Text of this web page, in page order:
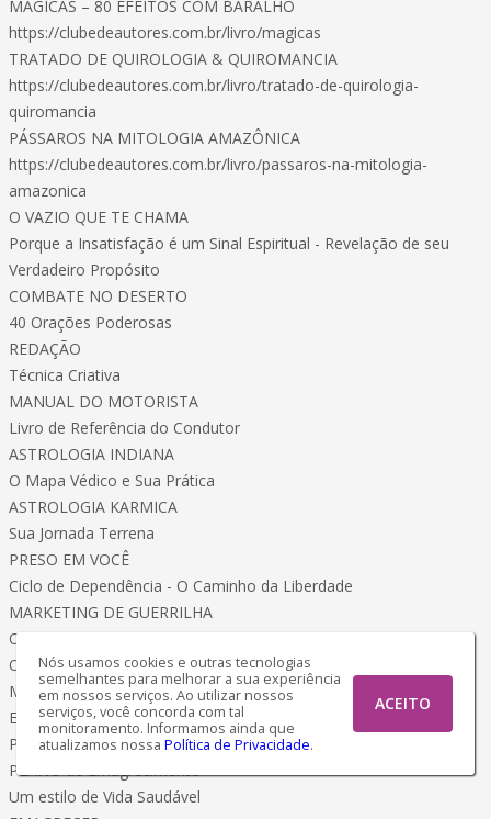
Nós usamos cookies e outras tecnologias
semelhantes para melhorar a sua experiência
em nossos serviços. Ao utilizar nossos
serviços, você concorda com tal
monitoramento. Informamos ainda que
atualizamos nossa Política de Privacidade.
ACEITO
MÁGICAS – 80 EFEITOS COM BARALHO
https://clubedeautores.com.br/livro/magicas
TRATADO DE QUIROLOGIA & QUIROMANCIA
https://clubedeautores.com.br/livro/tratado-de-quirologia-
quiromancia
PÁSSAROS NA MITOLOGIA AMAZÔNICA
https://clubedeautores.com.br/livro/passaros-na-mitologia-
amazonica
O VAZIO QUE TE CHAMA
Porque a Insatisfação é um Sinal Espiritual - Revelação de seu
Verdadeiro Propósito
COMBATE NO DESERTO
40 Orações Poderosas
REDAÇÃO
Técnica Criativa
MANUAL DO MOTORISTA
Livro de Referência do Condutor
ASTROLOGIA INDIANA
O Mapa Védico e Sua Prática
ASTROLOGIA KARMICA
Sua Jornada Terrena
PRESO EM VOCÊ
Ciclo de Dependência - O Caminho da Liberdade
MARKETING DE GUERRILHA
Os Negócios com Inteligência Artificial
O QUE FIZ PARA EMAGRECER
Meu Método Terapêutico
EMAGRECER é Chique!
Programação Física e Mental
PLANO de Emagrecimento
Um estilo de Vida Saudável